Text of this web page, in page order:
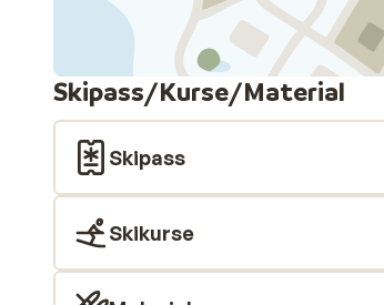
Skipass/Kurse/Material
Skipass
Skikurse